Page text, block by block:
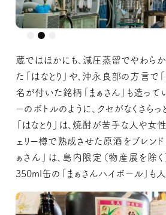
蔵ではほかにも、減圧蒸留でやわらか
た「はなとり」や、沖永良部の方言で
名が付いた銘柄「まぁさん」も造って
ーのボトルのように、クセがなくさら
「はなとり」は、焼酎が苦手な人や女
ェリー樽で熟成させた原酒をブレン
ぁさん」は、島内限定（物産展を除
350ml缶の「まぁさんハイボール」も人